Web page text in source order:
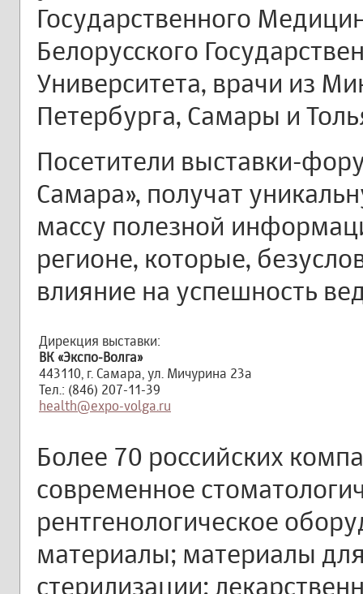
Государственного
Белорусского
Университета, врачи из
Петербурга, Самары и
Посетители выставки-
Самара», получат
массу полезной
регионе, которые,
влияние на успешность
Дирекция выставки:
ВК «Экспо-Волга»
443110, г. Самара, ул. Мичурина 23а
Тел.: (846) 207-11-39
health@expo-volga.ru
Более 70 российских
современное
рентгенологическое
материалы; материалы
стерилизации;